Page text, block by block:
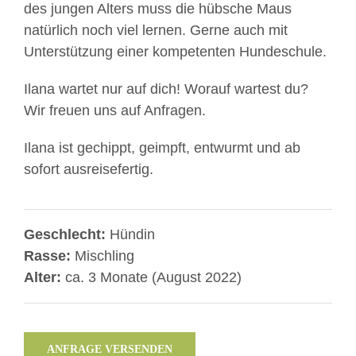
des jungen Alters muss die hübsche Maus
natürlich noch viel lernen. Gerne auch mit
Unterstützung einer kompetenten Hundeschule.
Ilana wartet nur auf dich! Worauf wartest du?
Wir freuen uns auf Anfragen.
Ilana ist gechippt, geimpft, entwurmt und ab
sofort ausreisefertig.
Geschlecht: Hündin
Rasse: Mischling
Alter: ca. 3 Monate (August 2022)
ANFRAGE VERSENDEN